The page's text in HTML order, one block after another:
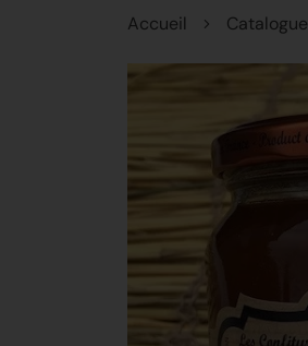
Accueil Catalogue